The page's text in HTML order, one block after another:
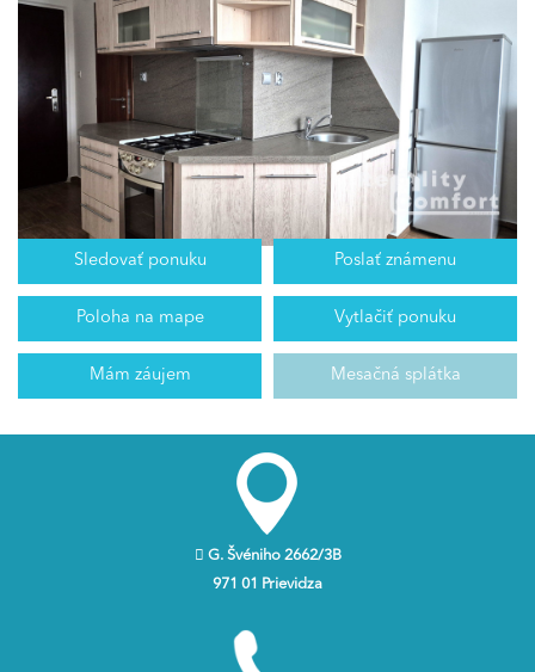
Sledovať ponuku Poslať známenu
Poloha na mape Vytlačiť ponuku
Mám záujem Mesačná splátka
G. Švéniho 2662/3B
971 01 Prievidza